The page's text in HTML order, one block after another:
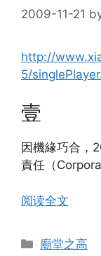
2009-11-21
http://
5/
壹
因機緣巧合，
責任（
阅读全文
Categories
廟堂之高